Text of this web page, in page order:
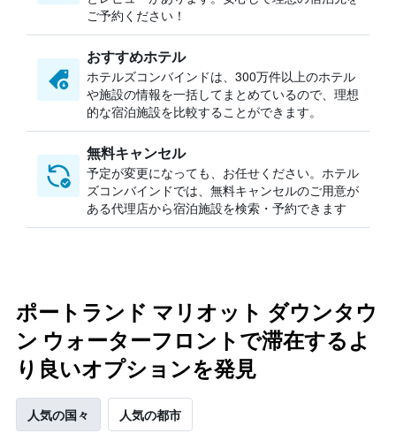
ご予約ください！
おすすめホテル
ホテルズコンバインドは、300万件以上のホテル
や施設の情報を一括してまとめているので、理想
的な宿泊施設を比較することができます。
無料キャンセル
予定が変更になっても、お任せください。ホテル
ズコンバインドでは、無料キャンセルのご用意が
ある代理店から宿泊施設を検索・予約できます
ポートランド マリオット ダウンタウ
ン ウォーターフロントで滞在するよ
り良いオプションを発見
人気の国々 人気の都市